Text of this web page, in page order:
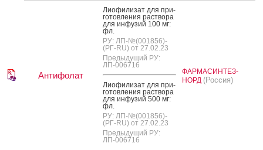
Антифолат
Ли­офи­лизат для при­
готов­ле­ния рас­тво­ра
для ин­фу­зий 100 мг:
фл.
РУ: ЛП-№(001856)-
(РГ-RU) от 27.02.23
Предыдущий РУ:
ЛП-006716
Ли­офи­лизат для при­
готов­ле­ния рас­тво­ра
для ин­фу­зий 500 мг:
фл.
РУ: ЛП-№(001856)-
(РГ-RU) от 27.02.23
Предыдущий РУ:
ЛП-006716
ФАРМАСИНТЕЗ-
НОРД (Россия)